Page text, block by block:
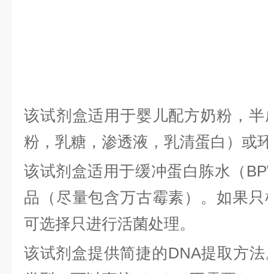
该试剂盒适用于婴儿配方奶粉，
粉，乳糖，渗透液，乳清蛋白）或
该试剂盒适用于缓冲蛋白胨水（
品（尽量包含万古霉素）。如果
可选择只进行活菌处理。
该试剂盒提供简捷的DNA提取方